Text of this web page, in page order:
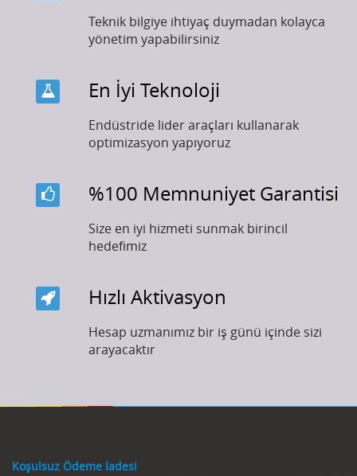
Teknik bilgiye ihtiyaç duymadan kolayca
yönetim yapabilirsiniz
En İyi Teknoloji
Endüstride lider araçları kullanarak
optimizasyon yapıyoruz
%100 Memnuniyet Garantisi
Size en iyi hizmeti sunmak birincil
hedefimiz
Hızlı Aktivasyon
Hesap uzmanımız bir iş günü içinde sizi
arayacaktır
Koşulsuz Ödeme İadesi